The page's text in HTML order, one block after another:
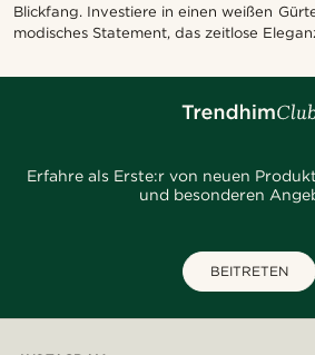
Blickfang. Investiere in einen weißen
modisches Statement, das zeitlose
Erfahre als Erste:r von neuen
und besonderen
BEITRETEN